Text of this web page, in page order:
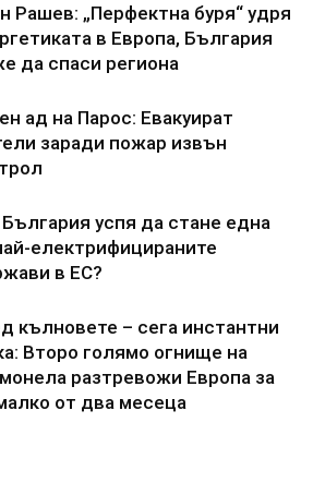
Рашев: „Перфектна буря“ удря
в Европа, България
да спаси региона
ад на Парос: Евакуират
заради пожар извън
България успя да стане една
електрифицираните
в ЕС?
кълновете – сега инстантни
Второ голямо огнище на
разтревожи Европа за
от два месеца